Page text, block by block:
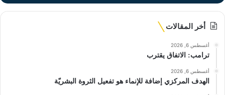
أخر المقالات
أغسطس 6, 2026
ترامب: الاتفاق يقترب
أغسطس 6, 2026
الهدف المركزي إضافة للإنماء هو تفعيل الثروة البشريّة